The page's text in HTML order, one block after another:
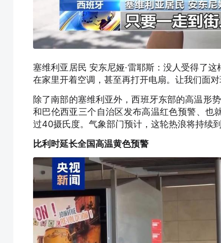
塞维利亚居民 安东尼娅·雷耶斯：没人受得了
在家里开着空调，甚至再打开电扇。让我们面
除了南部的塞维利亚外，西班牙东部的高温形
和巴伦西亚三个自治区发布高温红色预警、也
过40摄氏度。气象部门预计，这轮热浪将持续
比利时延长全国高温黄色预警